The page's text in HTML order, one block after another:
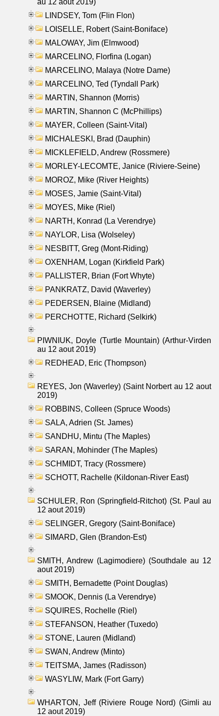
LINDSEY, Tom (Flin Flon)
LOISELLE, Robert (Saint-Boniface)
MALOWAY, Jim (Elmwood)
MARCELINO, Florfina (Logan)
MARCELINO, Malaya (Notre Dame)
MARCELINO, Ted (Tyndall Park)
MARTIN, Shannon (Morris)
MARTIN, Shannon C (McPhillips)
MAYER, Colleen (Saint-Vital)
MICHALESKI, Brad (Dauphin)
MICKLEFIELD, Andrew (Rossmere)
MORLEY-LECOMTE, Janice (Riviere-Seine)
MOROZ, Mike (River Heights)
MOSES, Jamie (Saint-Vital)
MOYES, Mike (Riel)
NARTH, Konrad (La Verendrye)
NAYLOR, Lisa (Wolseley)
NESBITT, Greg (Mont-Riding)
OXENHAM, Logan (Kirkfield Park)
PALLISTER, Brian (Fort Whyte)
PANKRATZ, David (Waverley)
PEDERSEN, Blaine (Midland)
PERCHOTTE, Richard (Selkirk)
PIWNIUK, Doyle (Turtle Mountain) (Arthur-Virden
au 12 aout 2019)
REDHEAD, Eric (Thompson)
REYES, Jon (Waverley) (Saint Norbert au 12 aout
2019)
ROBBINS, Colleen (Spruce Woods)
SALA, Adrien (St. James)
SANDHU, Mintu (The Maples)
SARAN, Mohinder (The Maples)
SCHMIDT, Tracy (Rossmere)
SCHOTT, Rachelle (Kildonan-River East)
SCHULER, Ron (Springfield-Ritchot) (St. Paul au
12 aout 2019)
SELINGER, Gregory (Saint-Boniface)
SIMARD, Glen (Brandon-Est)
SMITH, Andrew (Lagimodiere) (Southdale au 12
aout 2019)
SMITH, Bernadette (Point Douglas)
SMOOK, Dennis (La Verendrye)
SQUIRES, Rochelle (Riel)
STEFANSON, Heather (Tuxedo)
STONE, Lauren (Midland)
SWAN, Andrew (Minto)
TEITSMA, James (Radisson)
WASYLIW, Mark (Fort Garry)
WHARTON, Jeff (Riviere Rouge Nord) (Gimli au
12 aout 2019)